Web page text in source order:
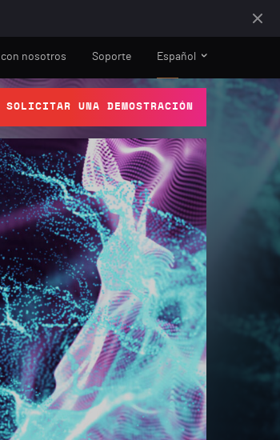
SOLICITAR UNA DEMOSTRACIÓN
con nosotros Soporte Español